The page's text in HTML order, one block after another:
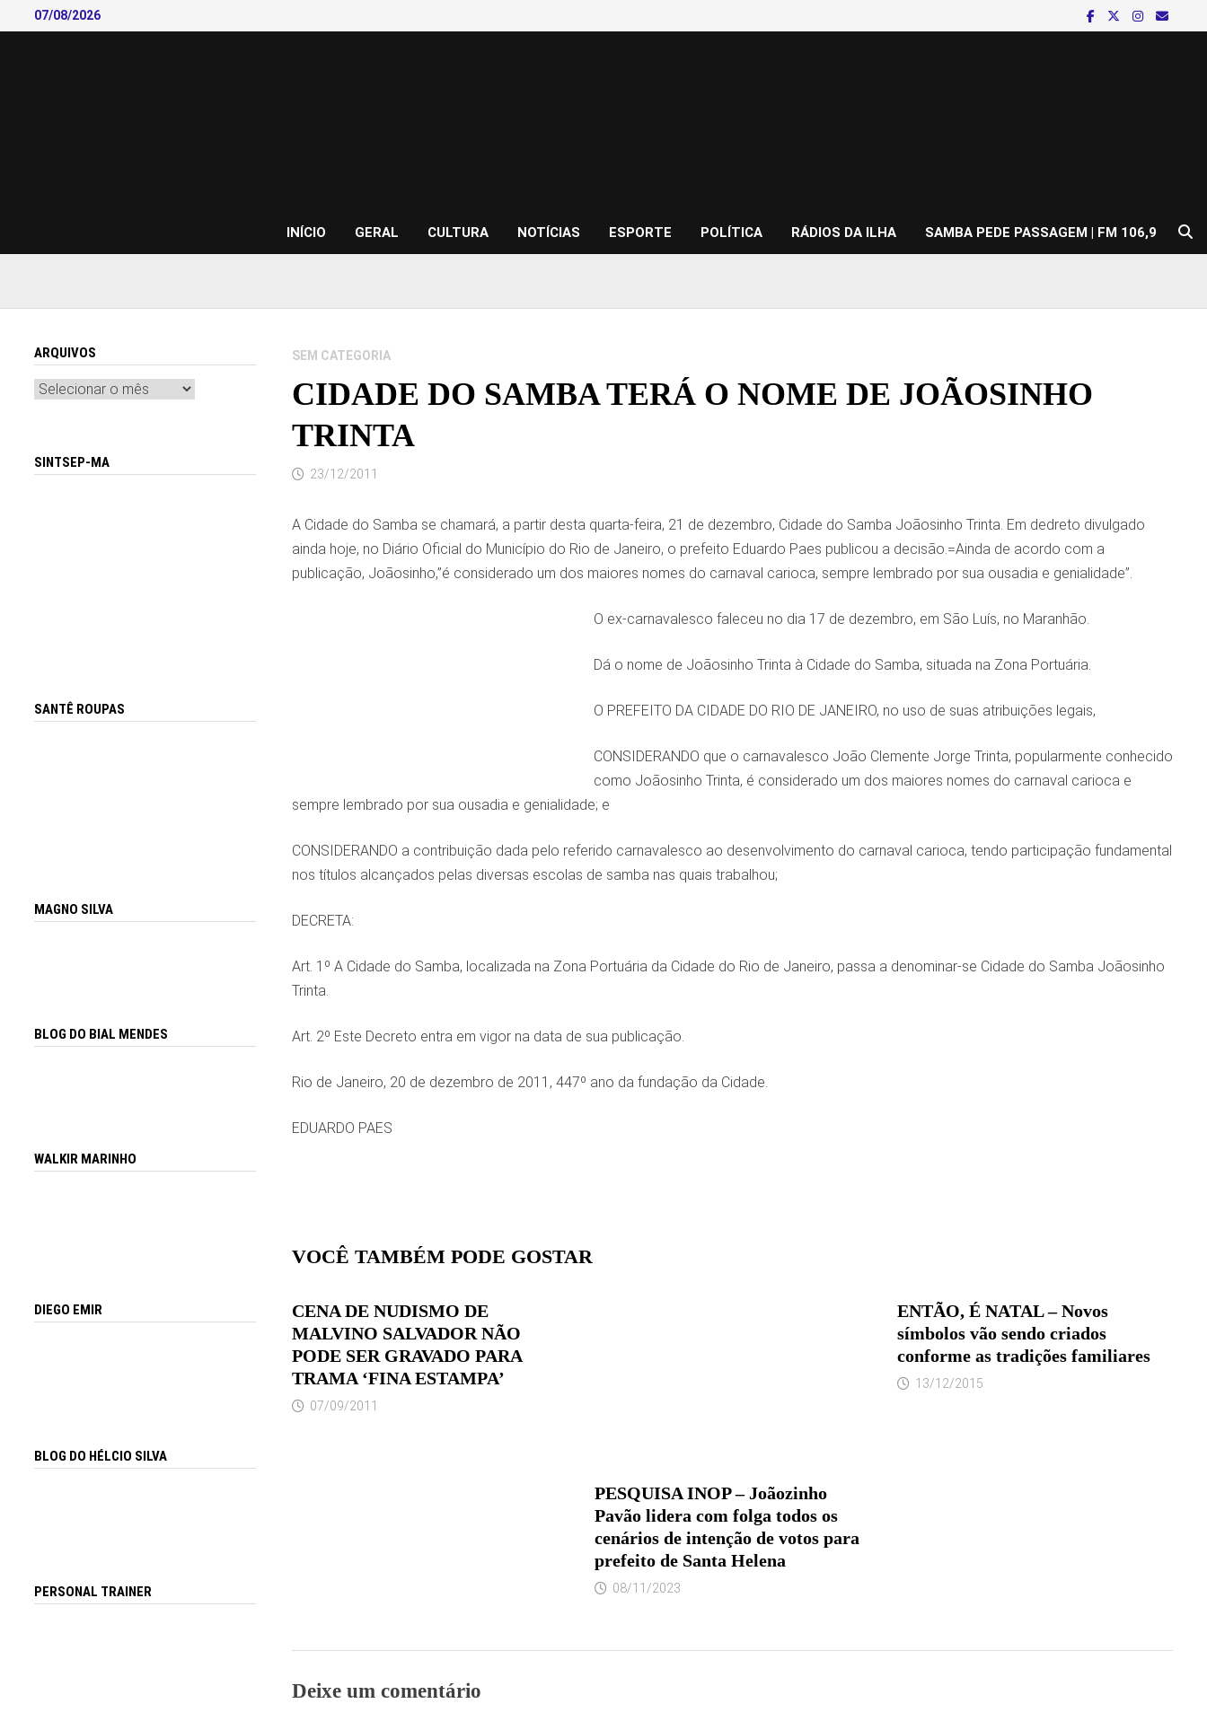
to
07/08/2026
INÍCIO GERAL CULTURA NOTÍCIAS ESPORTE POLÍTICA RÁDIOS DA ILHA SAMBA PEDE PASSAGEM | FM 106,9
SEM CATEGORIA
CIDADE DO SAMBA TERÁ O NOME DE JOÃOSINHO
TRINTA
23/12/2011
A Cidade do Samba se chamará, a partir desta quarta-feira, 21 de dezembro, Cidade do Samba Joãosinho Trinta. Em dedreto divulgado
ainda hoje, no Diário Oficial do Município do Rio de Janeiro, o prefeito Eduardo Paes publicou a decisão.=Ainda de acordo com a
publicação, Joãosinho,”é considerado um dos maiores nomes do carnaval carioca, sempre lembrado por sua ousadia e genialidade”.
O ex-carnavalesco faleceu no dia 17 de dezembro, em São Luís, no Maranhão.
Dá o nome de Joãosinho Trinta à Cidade do Samba, situada na Zona Portuária.
O PREFEITO DA CIDADE DO RIO DE JANEIRO, no uso de suas atribuições legais,
CONSIDERANDO que o carnavalesco João Clemente Jorge Trinta, popularmente conhecido
como Joãosinho Trinta, é considerado um dos maiores nomes do carnaval carioca e
sempre lembrado por sua ousadia e genialidade; e
CONSIDERANDO a contribuição dada pelo referido carnavalesco ao desenvolvimento do carnaval carioca, tendo participação fundamental
nos títulos alcançados pelas diversas escolas de samba nas quais trabalhou;
DECRETA:
Art. 1º A Cidade do Samba, localizada na Zona Portuária da Cidade do Rio de Janeiro, passa a denominar-se Cidade do Samba Joãosinho
Trinta.
Art. 2º Este Decreto entra em vigor na data de sua publicação.
Rio de Janeiro, 20 de dezembro de 2011, 447º ano da fundação da Cidade.
EDUARDO PAES
VOCÊ TAMBÉM PODE GOSTAR
CENA DE NUDISMO DE
MALVINO SALVADOR NÃO
PODE SER GRAVADO PARA
TRAMA ‘FINA ESTAMPA’
07/09/2011
PESQUISA INOP – Joãozinho
Pavão lidera com folga todos os
cenários de intenção de votos para
prefeito de Santa Helena
08/11/2023
ENTÃO, É NATAL – Novos
símbolos vão sendo criados
conforme as tradições familiares
13/12/2015
Deixe um comentário
ARQUIVOS
Arquivos
SINTSEP-MA
SANTÊ ROUPAS
MAGNO SILVA
BLOG DO BIAL MENDES
WALKIR MARINHO
DIEGO EMIR
BLOG DO HÉLCIO SILVA
PERSONAL TRAINER